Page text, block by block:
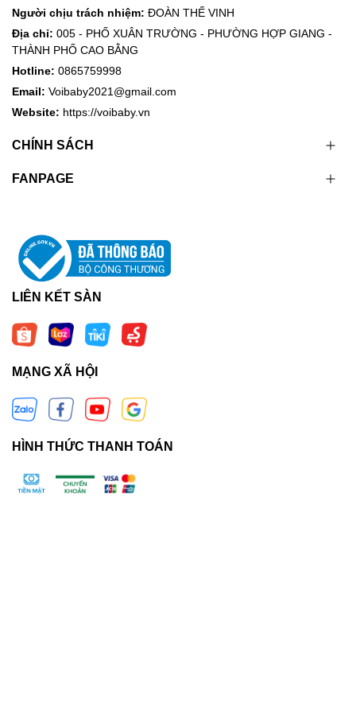
Người chịu trách nhiệm: ĐOÀN THẾ VINH
Địa chỉ: 005 - PHỐ XUÂN TRƯỜNG - PHƯỜNG HỢP GIANG -
THÀNH PHỐ CAO BẰNG
Hotline: 0865759998
Email: Voibaby2021@gmail.com
Website: https://voibaby.vn
CHÍNH SÁCH
FANPAGE
LIÊN KẾT SÀN
MẠNG XÃ HỘI
HÌNH THỨC THANH TOÁN